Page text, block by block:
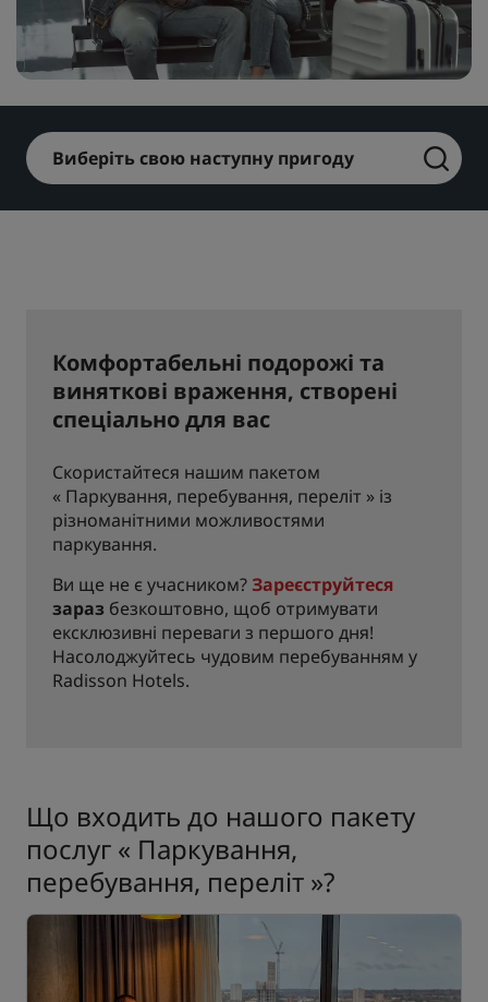
Park Plaza Park Inn by Radisson
Prize by Radisson
Kunlun Golden Tulip
Готелі у центрі міста
Виберіть свою наступну пригоду
Комфортабельні подорожі та
виняткові враження, створені
спеціально для вас
Скористайтеся нашим пакетом
« Паркування, перебування, переліт » із
різноманітними можливостями
паркування.
Ви ще не є учасником? Зареєструйтеся
зараз безкоштовно, щоб отримувати
ексклюзивні переваги з першого дня!
Насолоджуйтесь чудовим перебуванням у
Radisson Hotels.
Що входить до нашого пакету
послуг « Паркування,
перебування, переліт »?